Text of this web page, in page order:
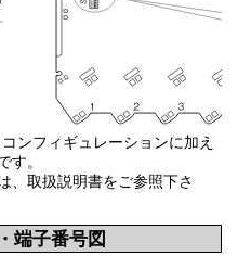
ンフィギュレーションに加え
す。
、取扱説明書をご参照下さ
端子番号図